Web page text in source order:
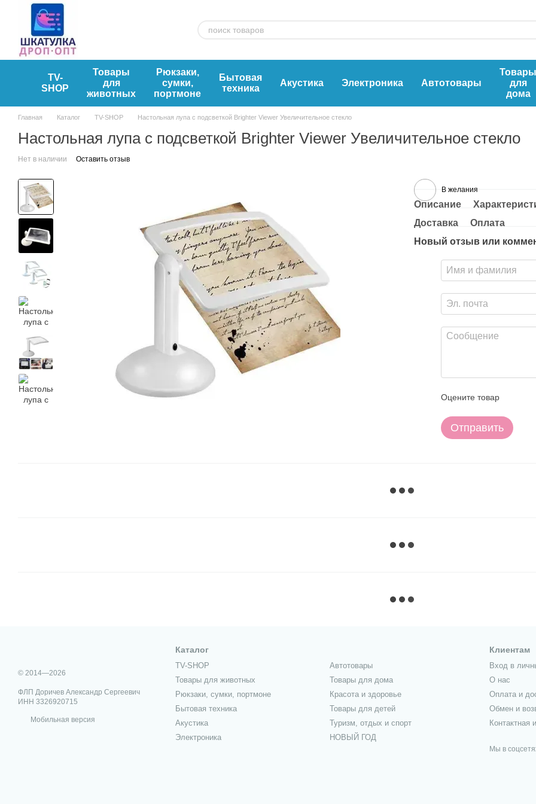
Перейти к основному контенту
TV-
SHOP
Товары
для
животных
Рюкзаки,
сумки,
портмоне
Бытовая
техника
Акустика Электроника Автотовары
Товары
для
дома
Главная Каталог TV-SHOP Настольная лупа с подсветкой Brighter Viewer Увеличительное стекло
Настольная лупа с подсветкой Brighter Viewer Увеличительное стекло
Нет в наличии Оставить отзыв
В желания
Описание
Доставка
Оплата
Новый отзыв или
Оцените товар
Отправить
© 2014—2026
ФЛП Доричев Александр Сергеевич
ИНН 3326920715
Мобильная версия
Каталог
TV-SHOP
Товары для животных
Рюкзаки, сумки, портмоне
Бытовая техника
Акустика
Электроника
Автотовары
Товары для дома
Красота и здоровье
Товары для детей
Туризм, отдых и спорт
НОВЫЙ ГОД
Клиентам
Вход в
О нас
Оплата и
Обмен и
Контактная
Мы в